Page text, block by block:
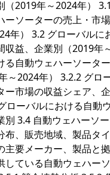
（2019年～2024年）
ーソーターの売上・市
年） 3.2 グローバル
収益、企業別（2019年
る自動ウェハーソータ
～2024年） 3.2.2 グロ
ー市場の収益シェア、
ローバルにおける自動
別 3.4 自動ウェハーソ
布、販売地域、製品タ
主要メーカー、製品と
している自動ウェハー